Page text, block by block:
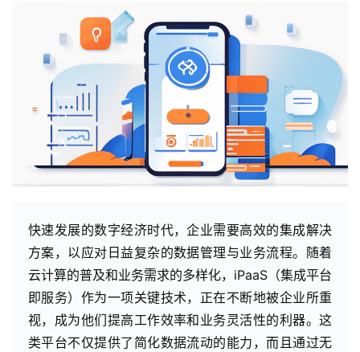
快速发展的数字经济时代，企业需要高效的集成解决
方案，以应对日益复杂的数据管理与业务流程。随着
云计算的普及和业务需求的多样化，iPaaS（集成平台
即服务）作为一项关键技术，正在不断地被企业所重
视，成为他们提高工作效率和业务灵活性的利器。这
类平台不仅提供了简化数据流动的能力，而且通过无